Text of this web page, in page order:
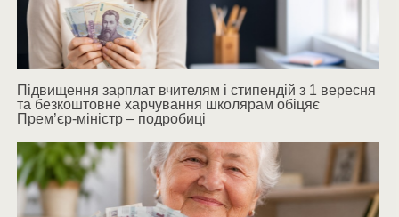
Підвищення зарплат вчителям і стипендій з 1 вересня
та безкоштовне харчування школярам обіцяє
Прем’єр-міністр – подробиці